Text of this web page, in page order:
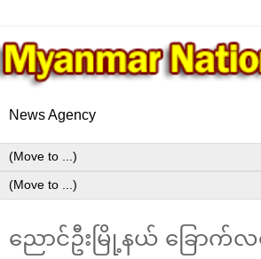
News Agency
ညောင်ဦးမြို့နယ် ခြောက်လမ